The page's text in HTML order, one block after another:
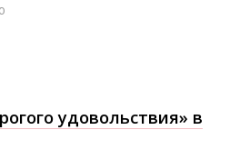
удовольствия» в